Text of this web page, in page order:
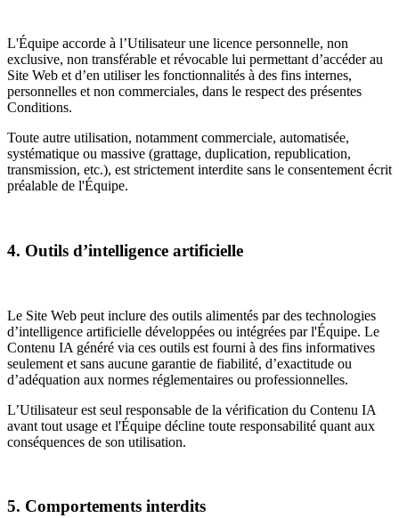
L'Équipe accorde à l’Utilisateur une licence personnelle, non
exclusive, non transférable et révocable lui permettant d’accéder au
Site Web et d’en utiliser les fonctionnalités à des fins internes,
personnelles et non commerciales, dans le respect des présentes
Conditions.
Toute autre utilisation, notamment commerciale, automatisée,
systématique ou massive (grattage, duplication, republication,
transmission, etc.), est strictement interdite sans le consentement écrit
préalable de l'Équipe.
4. Outils d’intelligence artificielle
Le Site Web peut inclure des outils alimentés par des technologies
d’intelligence artificielle développées ou intégrées par l'Équipe. Le
Contenu IA généré via ces outils est fourni à des fins informatives
seulement et sans aucune garantie de fiabilité, d’exactitude ou
d’adéquation aux normes réglementaires ou professionnelles.
L’Utilisateur est seul responsable de la vérification du Contenu IA
avant tout usage et l'Équipe décline toute responsabilité quant aux
conséquences de son utilisation.
5. Comportements interdits